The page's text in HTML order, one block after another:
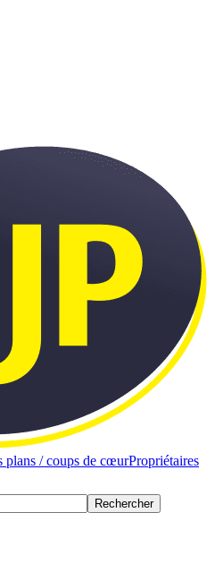
plans / coups de cœurPropriétaires
Rechercher